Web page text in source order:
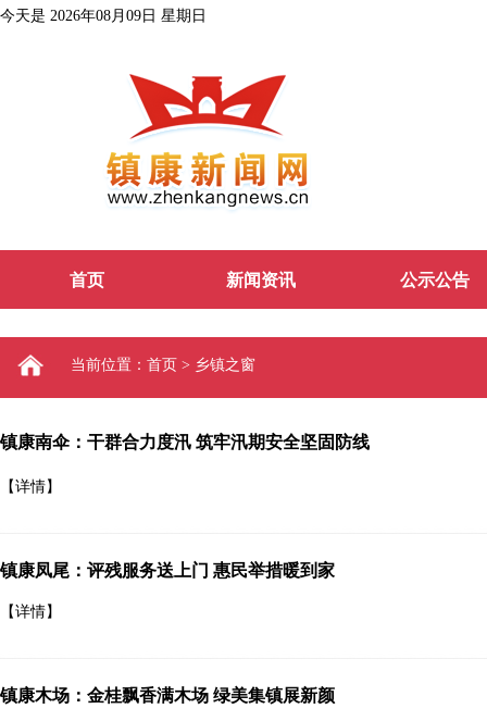
今天是 2026年08月09日 星期日
首页 新闻资讯 公示公告
当前位置：首页 > 乡镇之窗
镇康南伞：干群合力度汛 筑牢汛期安全坚固防线
【详情】
镇康凤尾：评残服务送上门 惠民举措暖到家
【详情】
镇康木场：金桂飘香满木场 绿美集镇展新颜